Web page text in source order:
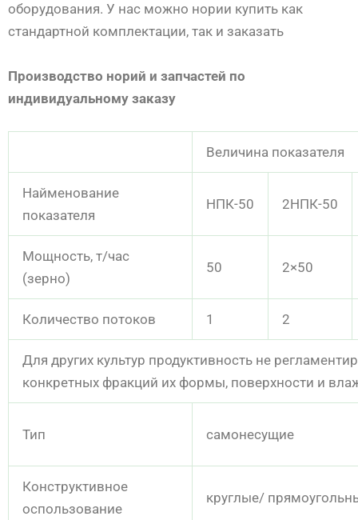
оборудования. У нас можно нории купить как
стандартной комплектации, так и заказать
Производство норий и запчастей по
индивидуальному заказу
Величина показателя
Найменование
показателя
НПК-50 2НПК-50
Мощность, т/час
(зерно)
50 2×50
Количество потоков 1 2
Для других культур продуктивность не
конкретных фракций их формы, поверхности и
Тип самонесущие
Конструктивное
оспользование
круглые/